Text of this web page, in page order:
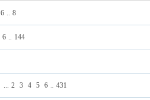
6 .. 8
6 .. 144
... 2 3 4 5 6 .. 431